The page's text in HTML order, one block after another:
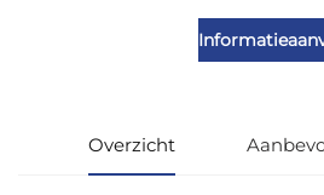
Overzicht